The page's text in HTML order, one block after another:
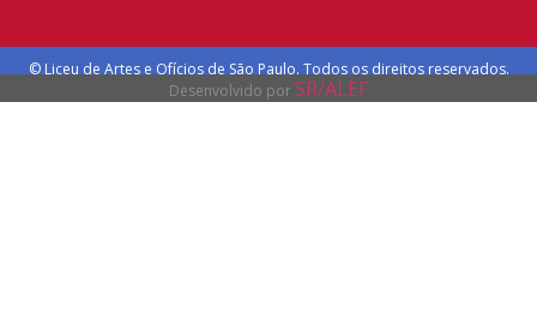
© Liceu de Artes e Ofícios de São Paulo. Todos os direitos reservados.
Desenvolvido por SR/ALEF